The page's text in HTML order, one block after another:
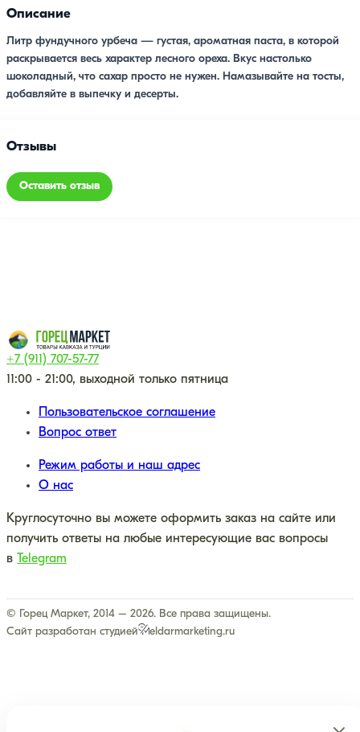
Описание
Литр фундучного урбеча — густая, ароматная паста, в которой
раскрывается весь характер лесного ореха. Вкус настолько
шоколадный, что сахар просто не нужен. Намазывайте на тосты,
добавляйте в выпечку и десерты.
Отзывы
Оставить отзыв
+7 (911) 707-57-77
11:00 - 21:00, выходной только пятница
Пользовательское соглашение
Вопрос ответ
Режим работы и наш адрес
О нас
Круглосуточно вы можете оформить заказ на сайте или
получить ответы на любые интересующие вас вопросы
в
Telegram
© Горец Маркет, 2014 – 2026. Все права защищены.
Сайт разработан студией
eldarmarketing.ru